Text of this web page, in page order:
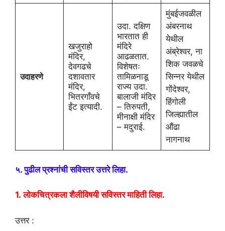
उदाहरणे
खजुराहो
मंदिर,
देवगढचे
दशावतार
मंदिर,
भितरगाँवचे
ईंट इत्यादी.
उदा. दक्षिण
भारतात ही
मंदिरे
आढळतात.
विशेषतः
तामिळनाडू
राज्य उदा.
बालाजी मंदिर
– तिरुपती,
मीनाक्षी मंदिर
– मदुराई.
मुंबईजवळील
अंबरनाथ
येथील
अंब्रेश्वर, ना
शिक जवळचे
सिन्नर येथील
गोंदेश्वर,
हिंगोली
जिल्ह्यातील
औंढा
नागनाथ
५. पुढील प्रश्नांची सविस्तर उत्तरे लिहा.
1. लोकचित्रकला शैलीविषयी सविस्तर माहिती लिहा.
उत्तर :